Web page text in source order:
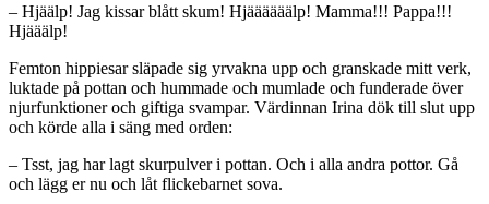
– Hjäälp! Jag kissar blått skum! Hjäääääälp! Mamma!!! Pappa!!!
Hjääälp!
Femton hippiesar släpade sig yrvakna upp och granskade mitt verk,
luktade på pottan och hummade och mumlade och funderade över
njurfunktioner och giftiga svampar. Värdinnan Irina dök till slut upp
och körde alla i säng med orden:
– Tsst, jag har lagt skurpulver i pottan. Och i alla andra pottor. Gå
och lägg er nu och låt flickebarnet sova.